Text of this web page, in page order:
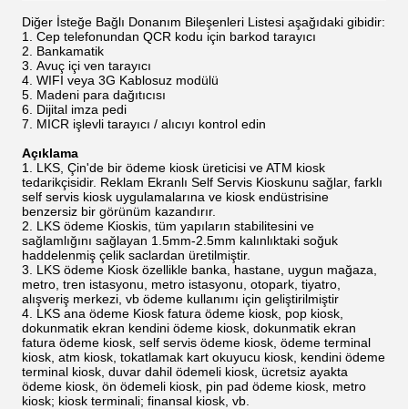
Diğer İsteğe Bağlı Donanım Bileşenleri Listesi aşağıdaki gibidir:
Cep telefonundan QCR kodu için barkod tarayıcı
Bankamatik
Avuç içi ven tarayıcı
WIFI veya 3G Kablosuz modülü
Madeni para dağıtıcısı
Dijital imza pedi
MICR işlevli tarayıcı / alıcıyı kontrol edin
Açıklama
LKS, Çin'de bir ödeme kiosk üreticisi ve ATM kiosk
tedarikçisidir. Reklam Ekranlı Self Servis Kioskunu sağlar, farklı
self servis kiosk uygulamalarına ve kiosk endüstrisine
benzersiz bir görünüm kazandırır.
LKS ödeme Kioskis, tüm yapıların stabilitesini ve
sağlamlığını sağlayan 1.5mm-2.5mm kalınlıktaki soğuk
haddelenmiş çelik saclardan üretilmiştir.
LKS ödeme Kiosk özellikle banka, hastane, uygun mağaza,
metro, tren istasyonu, metro istasyonu, otopark, tiyatro,
alışveriş merkezi, vb ödeme kullanımı için geliştirilmiştir
LKS ana ödeme Kiosk fatura ödeme kiosk, pop kiosk,
dokunmatik ekran kendini ödeme kiosk, dokunmatik ekran
fatura ödeme kiosk, self servis ödeme kiosk, ödeme terminal
kiosk, atm kiosk, tokatlamak kart okuyucu kiosk, kendini ödeme
terminal kiosk, duvar dahil ödemeli kiosk, ücretsiz ayakta
ödeme kiosk, ön ödemeli kiosk, pin pad ödeme kiosk, metro
kiosk; kiosk terminali; finansal kiosk, vb.